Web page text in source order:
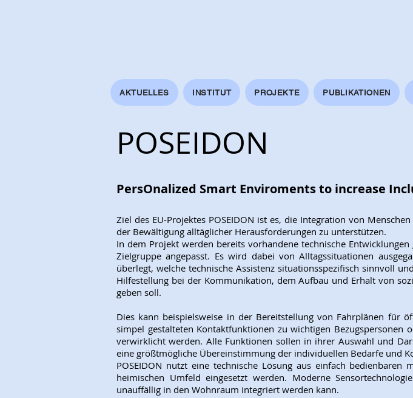
AKTUELLES INSTITUT PROJEKTE PUBLIKATIONEN
POSEIDON
PersOnalized Smart Enviroments to increase
Ziel des EU-Projektes POSEIDON ist es, die Integration von
der Bewältigung alltäglicher Herausforderungen zu unterstützen.
In dem Projekt werden bereits vorhandene technische
Zielgruppe angepasst. Es wird dabei von Alltagssituationen
überlegt, welche technische Assistenz situationsspezifisch sinnvoll
Hilfestellung bei der Kommunikation, dem Aufbau und Erhalt von
geben soll.
Dies kann beispielsweise in der Bereitstellung von Fahrplänen für
simpel gestalteten Kontaktfunktionen zu wichtigen Bezugspersonen
verwirklicht werden. Alle Funktionen sollen in ihrer Auswahl und
eine größtmögliche Übereinstimmung der individuellen Bedarfe und
POSEIDON nutzt eine technische Lösung aus einfach
heimischen Umfeld eingesetzt werden. Moderne
unauffällig in den Wohnraum integriert werden kann.